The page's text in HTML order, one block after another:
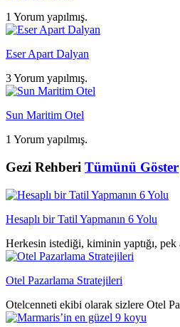
1 Yorum yapılmış.
Eser Apart Dalyan
3 Yorum yapılmış.
Sun Maritim Otel
1 Yorum yapılmış.
Gezi Rehberi Tümünü Göster
Hesaplı bir Tatil Yapmanın 6 Yolu
Herkesin istediği, kiminin yaptığı, pek
Otel Pazarlama Stratejileri
Otelcenneti ekibi olarak sizlere Otel